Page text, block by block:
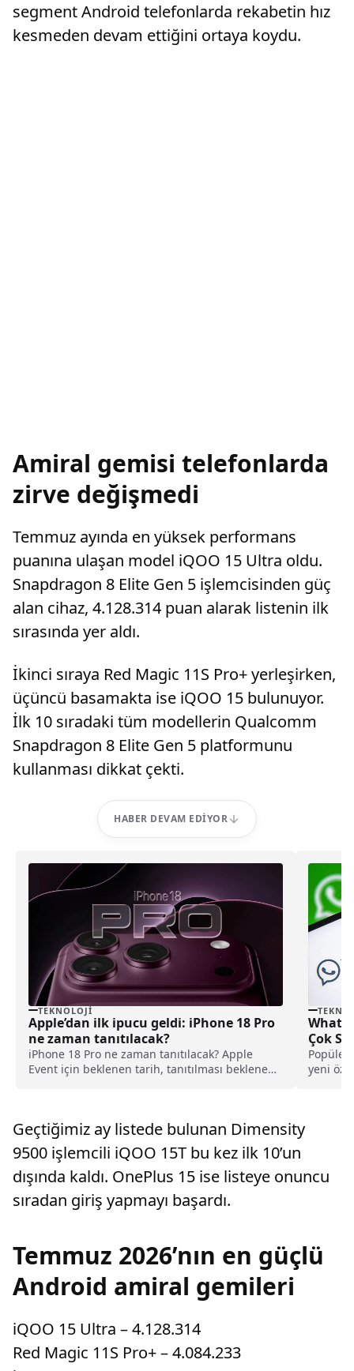
segment Android telefonlarda rekabetin hız
kesmeden devam ettiğini ortaya koydu.
Amiral gemisi telefonlarda
zirve değişmedi
Temmuz ayında en yüksek performans
puanına ulaşan model iQOO 15 Ultra oldu.
Snapdragon 8 Elite Gen 5 işlemcisinden güç
alan cihaz, 4.128.314 puan alarak listenin ilk
sırasında yer aldı.
İkinci sıraya Red Magic 11S Pro+ yerleşirken,
üçüncü basamakta ise iQOO 15 bulunuyor.
İlk 10 sıradaki tüm modellerin Qualcomm
Snapdragon 8 Elite Gen 5 platformunu
kullanması dikkat çekti.
HABER DEVAM EDIYOR
TEKNOLOJI
Apple’dan ilk ipucu geldi: iPhone 18 Pro
ne zaman tanıtılacak?
iPhone 18 Pro ne zaman tanıtılacak? Apple
Event için beklenen tarih, tanıtılması beklenen
Çok
Popüler
yeni
Geçtiğimiz ay listede bulunan Dimensity
9500 işlemcili iQOO 15T bu kez ilk 10’un
dışında kaldı. OnePlus 15 ise listeye onuncu
sıradan giriş yapmayı başardı.
Temmuz 2026’nın en güçlü
Android amiral gemileri
iQOO 15 Ultra – 4.128.314
Red Magic 11S Pro+ – 4.084.233